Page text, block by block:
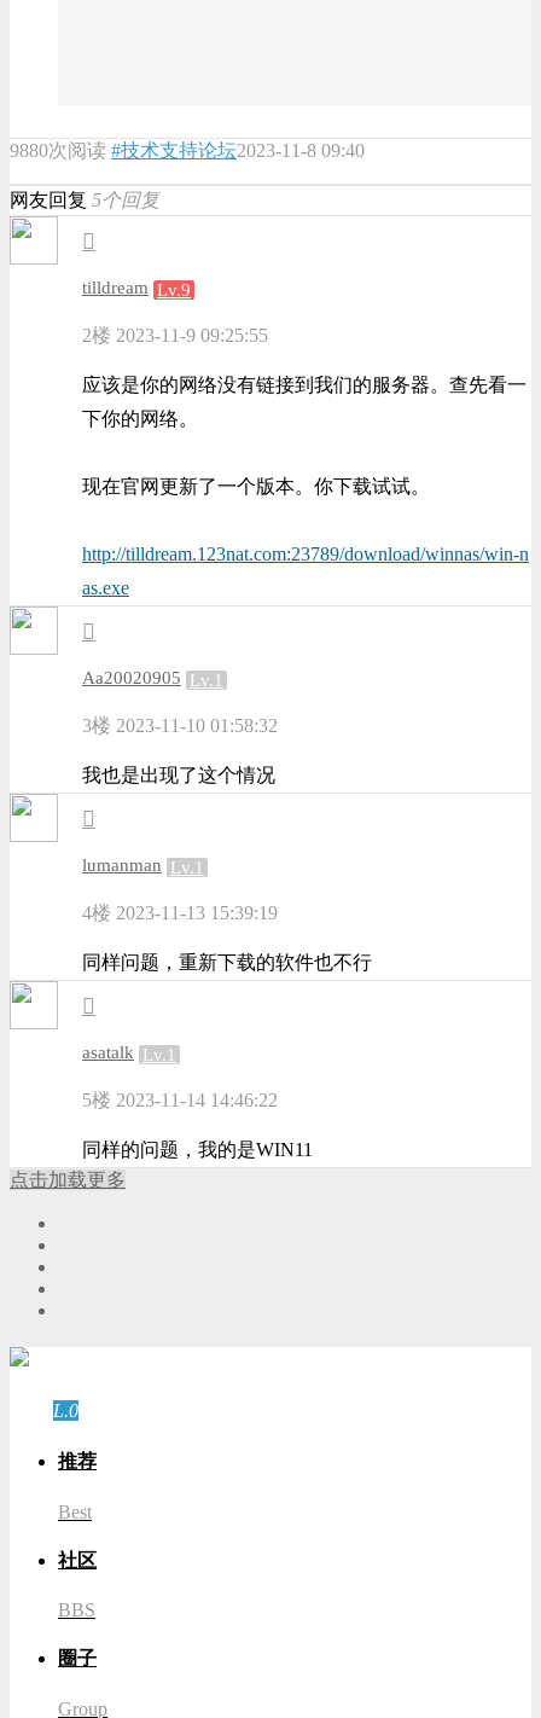
9880次阅读 #技术支持论坛2023-11-8 09:40
网友回复 5个回复
tilldream Lv.9
2楼 2023-11-9 09:25:55
应该是你的网络没有链接到我们的服务器。查先看一
下你的网络。
现在官网更新了一个版本。你下载试试。
http://tilldream.123nat.com:23789/download/winnas/win-n
as.exe
Aa20020905 Lv.1
3楼 2023-11-10 01:58:32
我也是出现了这个情况
lumanman Lv.1
4楼 2023-11-13 15:39:19
同样问题，重新下载的软件也不行
asatalk Lv.1
5楼 2023-11-14 14:46:22
同样的问题，我的是WIN11
点击加载更多
L.0
推荐
Best
社区
BBS
圈子
Group